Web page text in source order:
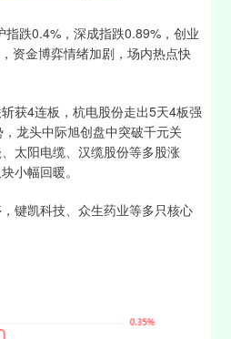
跌0.4%，深成指跌0.89%，创业
资金博弈情绪加剧，场内热点快
获4连板，杭电股份走出5天4板强
龙头中际旭创盘中突破千元关
太阳电缆、汉缆股份等多股涨
小幅回暖。
键凯科技、众生药业等多只核心